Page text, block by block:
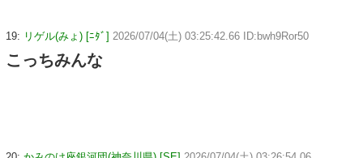
19: リゲル(みょ) [ﾆﾀﾞ] 2026/07/04(土) 03:25:42.66 ID:bwh9Ror50
こっちみんな